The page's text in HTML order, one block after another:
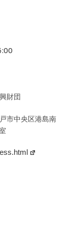
財団
央区港島南